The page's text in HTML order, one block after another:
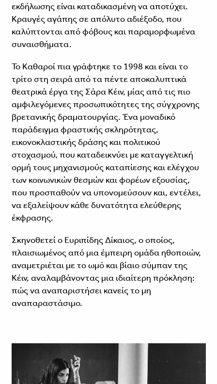
εκδήλωσης είναι καταδικασμένη να αποτύχει.
Κραυγές αγάπης σε απόλυτο αδιέξοδο, που
καλύπτονται από φόβους και παραμορφωμένα
συναισθήματα.
Το Καθαροί πια γράφτηκε το 1998 και είναι το
τρίτο στη σειρά από τα πέντε αποκαλυπτικά
θεατρικά έργα της Σάρα Κέιν, μίας από τις πιο
αμφιλεγόμενες προσωπικότητες της σύγχρονης
βρετανικής δραματουργίας. Ένα μοναδικό
παράδειγμα φραστικής σκληρότητας,
εικονοκλαστικής δράσης και πολιτικού
στοχασμού, που καταδεικνύει με καταγγελτική
ορμή τους μηχανισμούς καταπίεσης και ελέγχου
των κοινωνικών θεσμών και φορέων εξουσίας,
που προσπαθούν να υπονομεύσουν και, εντέλει,
να εξαλείψουν κάθε δυνατότητα ελεύθερης
έκφρασης.
Σκηνοθετεί ο Ευριπίδης Δίκαιος, ο οποίος,
πλαισιωμένος από μια έμπειρη ομάδα ηθοποιών,
αναμετριέται με το ωμό και βίαιο σύμπαν της
Κέιν, αναλαμβάνοντας μια ιδιαίτερη πρόκληση:
πώς να αναπαριστήσει κανείς το μη
αναπαραστάσιμο.